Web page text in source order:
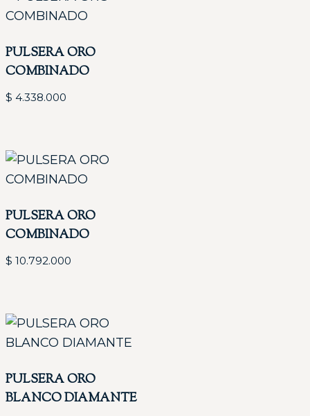
PULSERA ORO
COMBINADO
$ 4.338.000
PULSERA ORO
COMBINADO
$ 10.792.000
PULSERA ORO
BLANCO DIAMANTE